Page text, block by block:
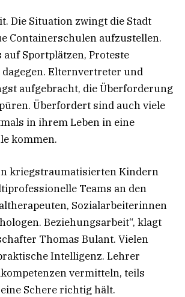
Die Situation zwingt die Stadt
Containerschulen aufzustellen.
auf Sportplätzen, Proteste
Elternvertreter und
aufgebracht, die Überforderung
Überfordert sind auch viele
in ihrem Leben in eine
kommen.
kriegstraumatisierten Kindern
Teams an den
Sozialarbeiterinnen
Beziehungsarbeit“, klagt
Thomas Bulant. Vielen
Intelligenz. Lehrer
vermitteln, teils
Schere richtig hält.